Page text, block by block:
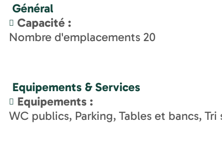
Général
Capacité :
Nombre d'emplacements 20
Equipements & Services
Equipements :
WC publics Parking Tables et bancs Tri